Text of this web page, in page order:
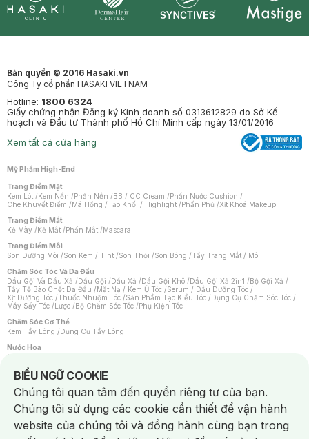
Bản quyền © 2016 Hasaki.vn
Công Ty cổ phần HASAKI VIETNAM
Hotline: 1800 6324
Giấy chứng nhận Đăng ký Kinh doanh số 0313612829 do Sở Kế
hoạch và Đầu tư Thành phố Hồ Chí Minh cấp ngày 13/01/2016
Xem tất cả cửa hàng
Mỹ Phẩm High-End
Trang Điểm Mặt
Kem Lót /Kem Nền /Phấn Nền /BB / CC Cream /Phấn Nước Cushion /
Che Khuyết Điểm /Má Hồng /Tạo Khối / Highlight /Phấn Phủ /Xịt Khoá Makeup
Trang Điểm Mắt
Kẻ Mày /Kẻ Mắt /Phấn Mắt /Mascara
Trang Điểm Môi
Son Dưỡng Môi /Son Kem / Tint /Son Thỏi /Son Bóng /Tẩy Trang Mắt / Môi
Chăm Sóc Tóc Và Da Đầu
Dầu Gội Và Dầu Xả /Dầu Gội /Dầu Xả /Dầu Gội Khô /Dầu Gội Xả 2in1 /Bộ Gội Xả /
Tẩy Tế Bào Chết Da Đầu /Mặt Nạ / Kem Ủ Tóc /Serum / Dầu Dưỡng Tóc /
Xịt Dưỡng Tóc /Thuốc Nhuộm Tóc /Sản Phẩm Tạo Kiểu Tóc /Dụng Cụ Chăm Sóc Tóc /
Máy Sấy Tóc /Lược /Bộ Chăm Sóc Tóc /Phụ Kiện Tóc
Chăm Sóc Cơ Thể
Kem Tẩy Lông /Dụng Cụ Tẩy Lông
Nước Hoa
Nước Hoa Nữ
Chăm Sóc Cá Nhân
Chống Muỗi /Khẩu Trang /Máy Massage/Mặt Nạ Xông Hơi /Nước Rửa Tay/
Sản Phẩm Chăm Sóc Khác /Bàn Chải Đánh Răng /Bàn Chải Điện/
Hỗ Trợ Trắng Răng/Kem Đánh Răng /Máy Tăm Nước/ Nước Súc Miệng/
Tăm / Chỉ Nha Khoa/ Xịt Thơm Miệng / Dung Dịch Vệ Sinh/Dưỡng Vùng Kín/
Khăn Ướt Vệ Sinh Vùng Kín/Băng Vệ Sinh/Tampon/Bọt Cạo Râu /Dao Cạo Râu/
Máy Cạo Râu
BIỂU NGỮ COOKIE
Notice about cookies usage
Chúng tôi quan tâm đến quyền riêng tư của bạn.
Chúng tôi sử dụng các cookie cần thiết để vận hành
website của chúng tôi và đồng hành cùng bạn trong